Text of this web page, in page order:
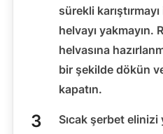
sürekli
helvayı yakmayın.
helvasına
bir şekilde dökün
kapatın.
Sıcak şerbet